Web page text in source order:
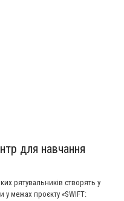
для навчання
рятувальників створять у
у межах проєкту «SWIFT: